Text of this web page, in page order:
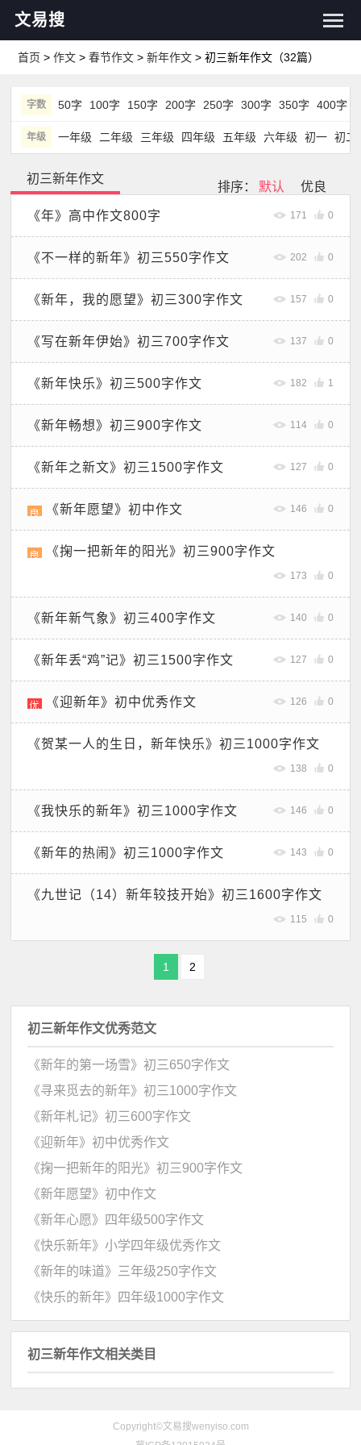
文易搜
首页 >作文 >春节作文 >新年作文 > 初三新年作文 （32篇）
字数 50字 100字 150字 200字 250字 300字 350字 400字
年级 一年级 二年级 三年级 四年级 五年级 六年级 初一 初二
排序： 默认 优良
初三新年作文
《年》高中作文800字 0
171
《不一样的新年》初三550字作文 0
202
《新年，我的愿望》初三300字作文 0
157
《写在新年伊始》初三700字作文 0
137
《新年快乐》初三500字作文 1
182
《新年畅想》初三900字作文 0
114
《新年之新文》初三1500字作文 0
127
《新年愿望》初中作文 0
146
《掬一把新年的阳光》初三900字作文
0
173
《新年新气象》初三400字作文 0
140
《新年丢“鸡”记》初三1500字作文 0
127
《迎新年》初中优秀作文 0
126
《贺某一人的生日，新年快乐》初三1000字作文
0
138
《我快乐的新年》初三1000字作文 0
146
《新年的热闹》初三1000字作文 0
143
《九世记（14）新年较技开始》初三1600字作文
0
115
1 2
初三新年作文优秀范文
《新年的第一场雪》初三650字作文
《寻来觅去的新年》初三1000字作文
《新年札记》初三600字作文
《迎新年》初中优秀作文
《掬一把新年的阳光》初三900字作文
《新年愿望》初中作文
《新年心愿》四年级500字作文
《快乐新年》小学四年级优秀作文
《新年的味道》三年级250字作文
《快乐的新年》四年级1000字作文
初三新年作文相关类目
Copyright©文易搜wenyiso.com